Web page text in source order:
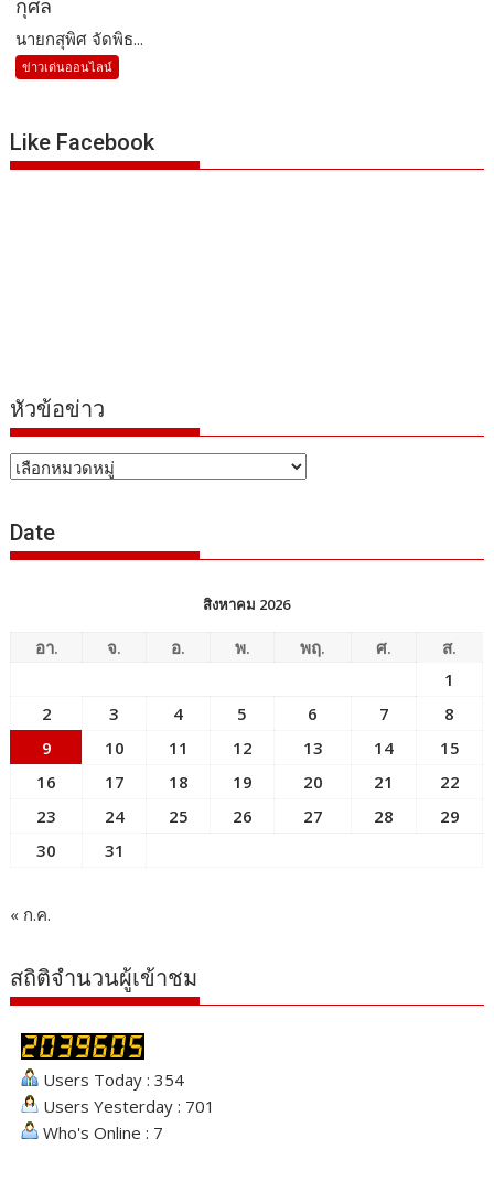
กุศล
นายกสุพิศ จัดพิธ...
ข่าวเด่นออนไลน์
Like Facebook
หัวข้อข่าว
หัวข้อ
Date
สิงหาคม 2026
อา. จ. อ. พ. พฤ. ศ.
ส.
1
2
3 4 5 6 7
8
9
10 11 12 13 14
15
16
17 18 19 20 21
22
23
24 25 26 27 28
29
30
31
« ก.ค.
สถิติจำนวนผู้เข้าชม
Users Today : 354
Users Yesterday : 701
Who's Online : 7